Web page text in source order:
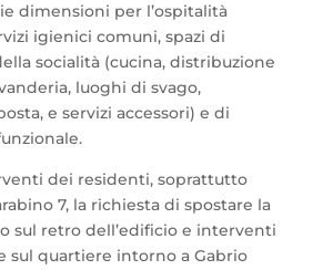
dimensioni per l’ospitalità
igienici comuni, spazi di
socialità (cucina, distribuzione
luoghi di svago,
e servizi accessori) e di
dei residenti, soprattutto
7, la richiesta di spostare la
sul retro dell’edificio e interventi
sul quartiere intorno a Gabrio